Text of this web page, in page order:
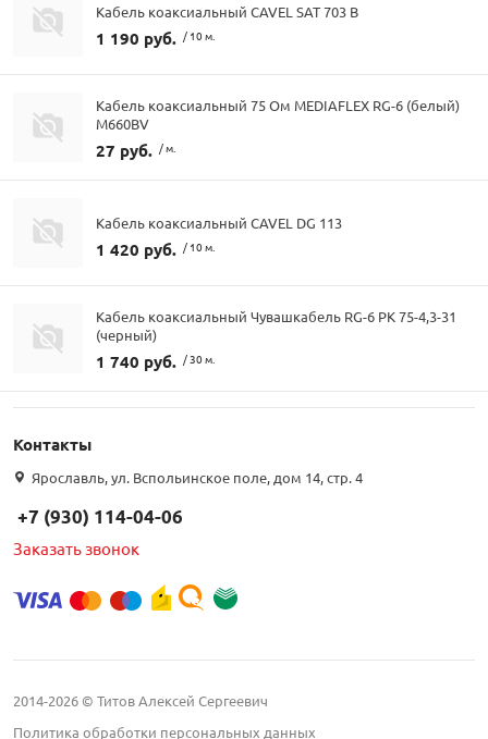
Кабель коаксиальный CAVEL SAT 703 B
1 190 руб. / 10 м.
Кабель коаксиальный 75 Ом MEDIAFLEX RG-6 (белый)
М660BV
27 руб. / м.
Кабель коаксиальный CAVEL DG 113
1 420 руб. / 10 м.
Кабель коаксиальный Чувашкабель RG-6 РК 75-4,3-31
(черный)
1 740 руб. / 30 м.
Контакты
Ярославль, ул. Вспольинское поле, дом 14, стр. 4
+7 (930) 114-04-06
Заказать звонок
2014-2026 © Титов Алексей Сергеевич
Политика обработки персональных данных